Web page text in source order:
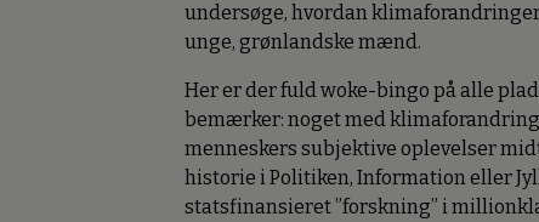
undersøge, hvordan
unge, grønlandske mænd.
Her er der fuld woke-bingo på alle
bemærker: noget med
menneskers subjektive oplevelser
historie i Politiken, Information eller
statsfinansieret ”forskning” i